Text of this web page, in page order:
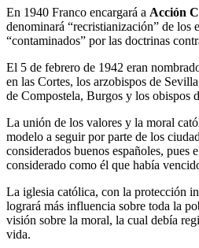
En 1940 Franco encargará a Acción
denominará “recristianización” de los
“contaminados” por las doctrinas
El 5 de febrero de 1942 eran
en las Cortes, los arzobispos de
de Compostela, Burgos y los obispos
La unión de los valores y la moral
modelo a seguir por parte de los
considerados buenos españoles, pues
considerado como él que había
La iglesia católica, con la protección
logrará más influencia sobre toda la
visión sobre la moral, la cual debía
vida.